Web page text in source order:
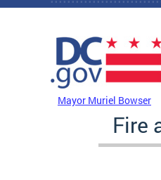
Skip to main content
Mayor Muriel Bowser
Fire